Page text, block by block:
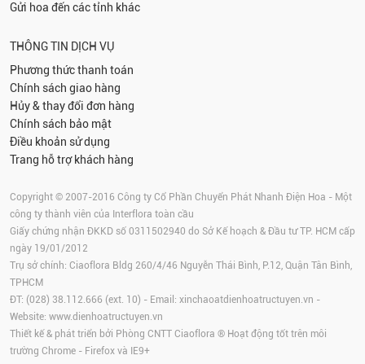
Gửi hoa đến các tỉnh khác
THÔNG TIN DỊCH VỤ
Phương thức thanh toán
Chính sách giao hàng
Hủy & thay đổi đơn hàng
Chính sách bảo mật
Điều khoản sử dụng
Trang hỗ trợ khách hàng
Copyright © 2007-2016 Công ty Cổ Phần Chuyển Phát Nhanh Điện Hoa - Một
công ty thành viên của Interflora toàn cầu
Giấy chứng nhận ĐKKD số 0311502940 do Sở Kế hoạch & Đầu tư TP. HCM cấp
ngày 19/01/2012
Trụ sở chính: Ciaoflora Bldg 260/4/46 Nguyễn Thái Bình, P.12, Quận Tân Bình,
TPHCM
ĐT: (028) 38.112.666 (ext. 10) - Email: xinchaoatdienhoatructuyen.vn -
Website: www.dienhoatructuyen.vn
Thiết kế & phát triển bởi Phòng CNTT Ciaoflora ® Hoạt động tốt trên môi
trường Chrome - Firefox và IE9+